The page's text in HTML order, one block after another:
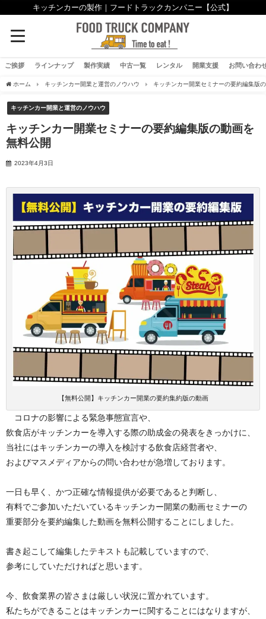
キッチンカーの製作｜フードトラックカンパニー【公式】
ご挨拶 ラインナップ 製作実績 中古一覧 レンタル 開業支援 お問い合わ
ホーム キッチンカー開業と運営のノウハウ キッチンカー開業セミナーの要約編集版
キッチンカー開業と運営のノウハウ
キッチンカー開業セミナーの要約編集版の動画を
無料公開
2023年4月3日
【無料公開】キッチンカー開業の要約集約版の動画
コロナの影響による緊急事態宣言や、
飲食店がキッチンカーを導入する際の助成金の発表をきっかけに、
当社にはキッチンカーの導入を検討する飲食店経営者や、
およびマスメディアからの問い合わせが急増しております。
一日も早く、かつ正確な情報提供が必要であると判断し、
有料でご参加いただいているキッチンカー開業の動画セミナーの
重要部分を要約編集した動画を無料公開することにしました。
書き起こして編集したテキストも記載していますので、
参考にしていただければと思います。
今、飲食業界の皆さまは厳しい状況に置かれています。
私たちができることはキッチンカーに関することにはなりますが、